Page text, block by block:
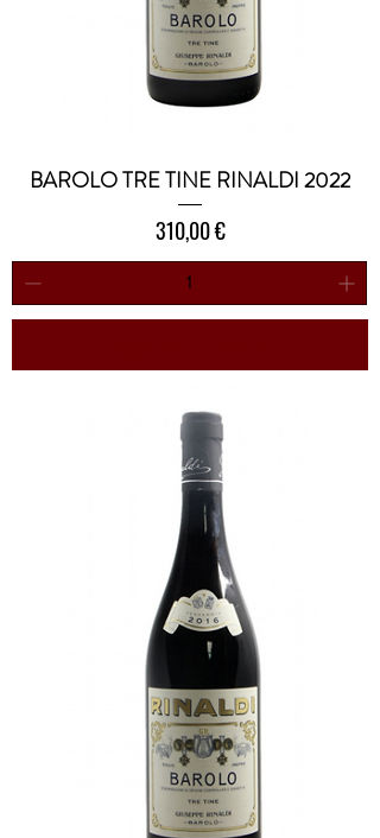
BAROLO TRE TINE RINALDI 2022
Prezzo
310,00 €